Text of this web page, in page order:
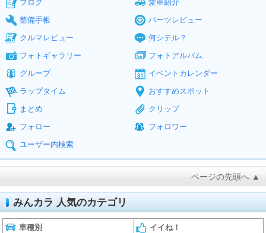
ブログ
愛車紹介
整備手帳
パーツレビュー
クルマレビュー
何シテル？
フォトギャラリー
フォトアルバム
グループ
イベントカレンダー
ラップタイム
おすすめスポット
まとめ
クリップ
フォロー
フォロワー
ユーザー内検索
ページの先頭へ ▲
みんカラ 人気のカテゴリ
車種別 イイね！